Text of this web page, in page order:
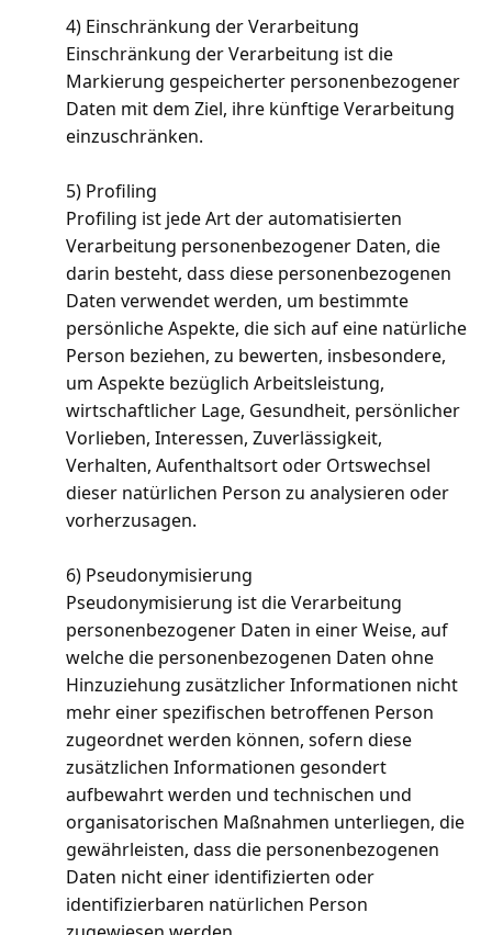
4) Einschränkung der Verarbeitung
Einschränkung der Verarbeitung ist die
Markierung gespeicherter personenbezogener
Daten mit dem Ziel, ihre künftige Verarbeitung
einzuschränken.
5) Profiling
Profiling ist jede Art der automatisierten
Verarbeitung personenbezogener Daten, die
darin besteht, dass diese personenbezogenen
Daten verwendet werden, um bestimmte
persönliche Aspekte, die sich auf eine natürliche
Person beziehen, zu bewerten, insbesondere,
um Aspekte bezüglich Arbeitsleistung,
wirtschaftlicher Lage, Gesundheit, persönlicher
Vorlieben, Interessen, Zuverlässigkeit,
Verhalten, Aufenthaltsort oder Ortswechsel
dieser natürlichen Person zu analysieren oder
vorherzusagen.
6) Pseudonymisierung
Pseudonymisierung ist die Verarbeitung
personenbezogener Daten in einer Weise, auf
welche die personenbezogenen Daten ohne
Hinzuziehung zusätzlicher Informationen nicht
mehr einer spezifischen betroffenen Person
zugeordnet werden können, sofern diese
zusätzlichen Informationen gesondert
aufbewahrt werden und technischen und
organisatorischen Maßnahmen unterliegen, die
gewährleisten, dass die personenbezogenen
Daten nicht einer identifizierten oder
identifizierbaren natürlichen Person